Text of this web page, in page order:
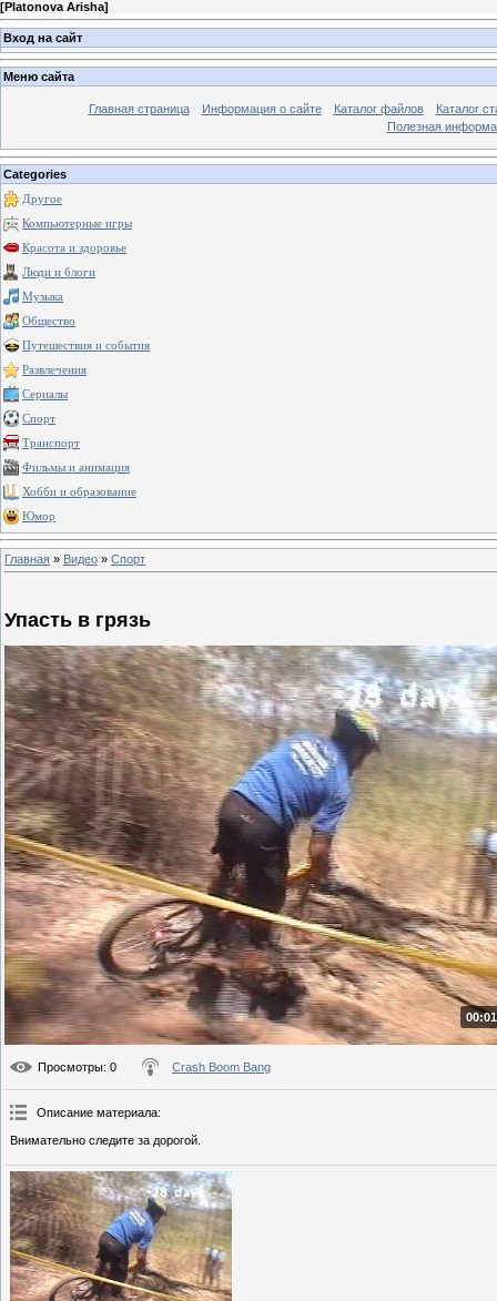
[Platonova Arisha]
Вход на сайт
Меню сайта
Главная страница Информация о сайте Каталог файлов
Каталог
Полезная
Categories
Другое
Компьютерные игры
Красота и здоровье
Люди и блоги
Музыка
Общество
Путешествия и события
Развлечения
Сериалы
Спорт
Транспорт
Фильмы и анимация
Хобби и образование
Юмор
Главная » Видео » Спорт
Упасть в грязь
Просмотры: 0 Crash Boom Bang
Описание материала:
Внимательно следите за дорогой.